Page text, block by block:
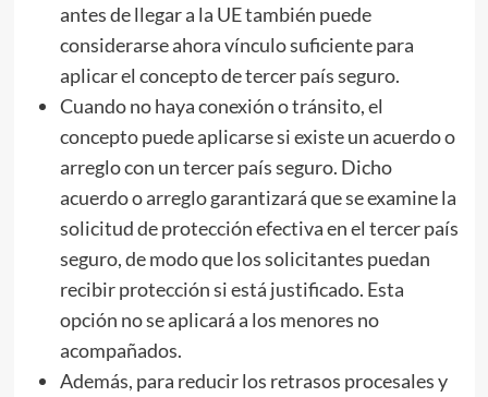
antes de llegar a la UE también puede
considerarse ahora vínculo suficiente para
aplicar el concepto de tercer país seguro.
Cuando no haya conexión o tránsito, el
concepto puede aplicarse si existe un acuerdo o
arreglo con un tercer país seguro. Dicho
acuerdo o arreglo garantizará que se examine la
solicitud de protección efectiva en el tercer país
seguro, de modo que los solicitantes puedan
recibir protección si está justificado. Esta
opción no se aplicará a los menores no
acompañados.
Además, para reducir los retrasos procesales y